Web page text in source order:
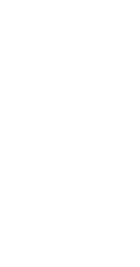
Niederlage mit